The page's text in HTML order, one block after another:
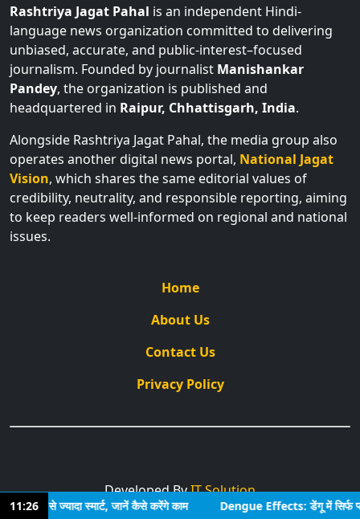
Rashtriya Jagat Pahal is an independent Hindi-
language news organization committed to delivering
unbiased, accurate, and public-interest–focused
journalism. Founded by journalist Manishankar
Pandey, the organization is published and
headquartered in Raipur, Chhattisgarh, India.
Alongside Rashtriya Jagat Pahal, the media group also
operates another digital news portal, National Jagat
Vision, which shares the same editorial values of
credibility, neutrality, and responsible reporting, aiming
to keep readers well-informed on regional and national
issues.
Home
About Us
Contact Us
Privacy Policy
11:26से ज्यादा स्मार्ट, जानें कैसे करेंगे काम Dengue Effects: डेंगू में सिर्फ
Developed ByIT Solution